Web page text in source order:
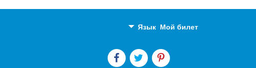
Мой билет
Язык
Английский